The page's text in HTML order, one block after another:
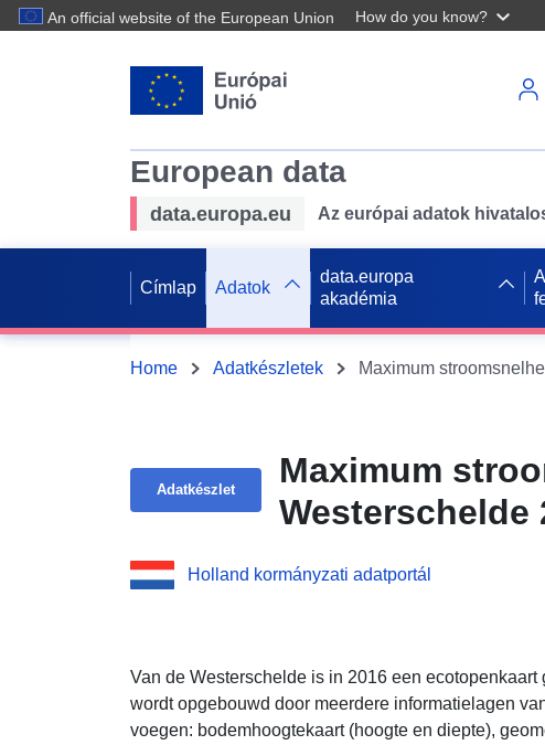
An official website of the European Union How do you know?
European data
data.europa.eu Az európai adatok
Címlap Adatok
data.europa
akadémia
Home Adatkészletek Maximum
Adatkészlet
Maximum
Westerschelde
Holland kormányzati adatportál
Van de Westerschelde is in 2016 een
wordt opgebouwd door meerdere informatielagen
voegen: bodemhoogtekaart (hoogte en diepte),